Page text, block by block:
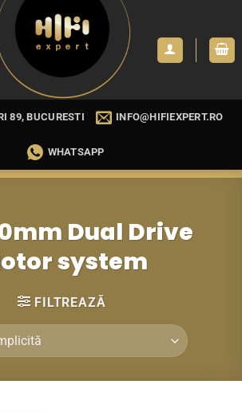
89, BUCURESTI INFO@HIFIEXPERT.RO
WHATSAPP
Dual Drive
system
FILTREAZĂ